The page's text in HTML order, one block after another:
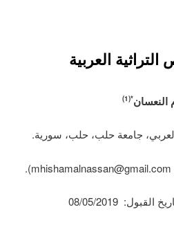
العربية
*(1)